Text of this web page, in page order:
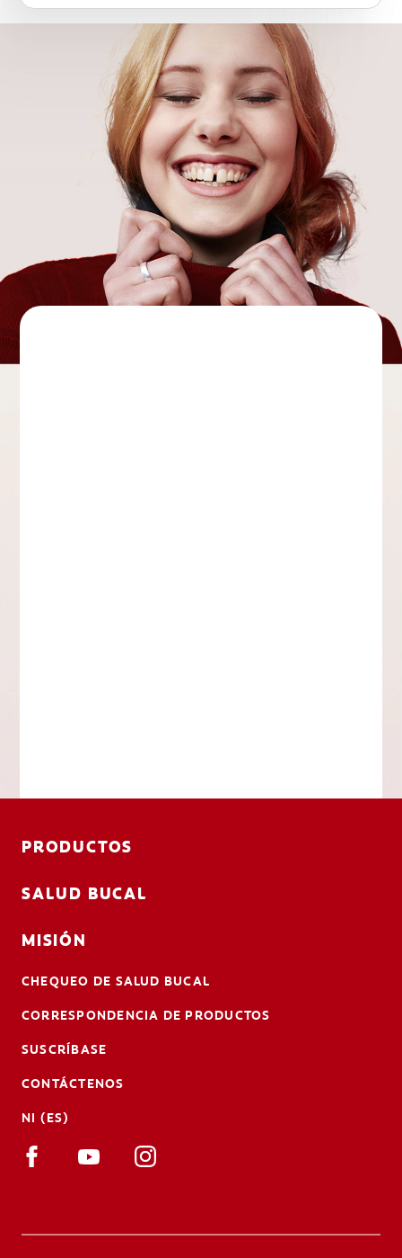
PRODUCTOS
SALUD BUCAL
MISIÓN
CHEQUEO DE SALUD BUCAL
CORRESPONDENCIA DE PRODUCTOS
SUSCRÍBASE
CONTÁCTENOS
NI (ES)